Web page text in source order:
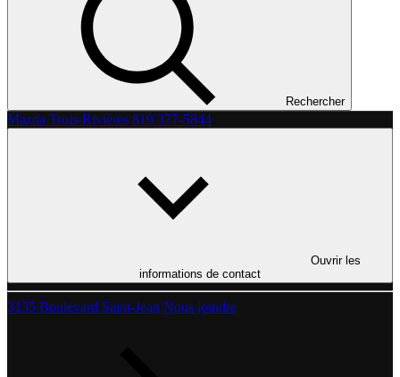
Rechercher
Mazda Trois-Rivières 819 377-5844
Ouvrir les
informations de contact
3135 Boulevard Saint-Jean Nous joindre